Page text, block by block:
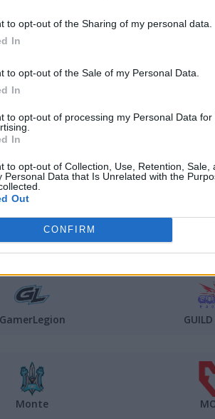
to opt-out of the Sharing of my personal data.
In
to opt-out of the Sale of my Personal Data.
In
to opt-out of processing my Personal Data for
In
to opt-out of Collection, Use, Retention, Sale,
Personal Data that Is Unrelated with the
Out
CONFIRM
Amkal Esports
ThunderFlash
GamerLegion
Monte